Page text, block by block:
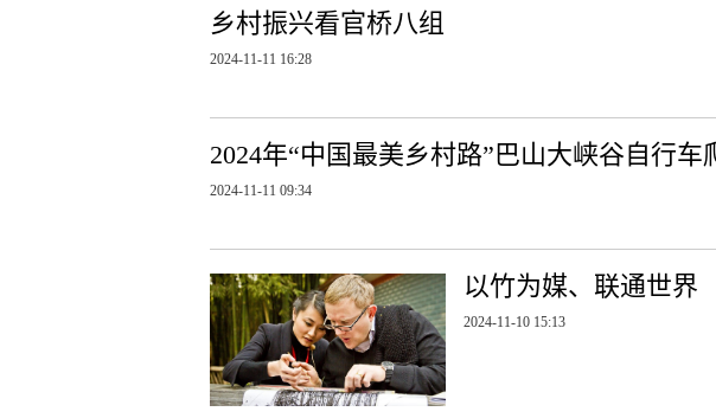
乡村振兴看官桥八组
2024-11-11 16:28
2024年“中国最美乡村路”巴山大峡谷自行车
2024-11-11 09:34
以竹为媒、联通世界
2024-11-10 15:13